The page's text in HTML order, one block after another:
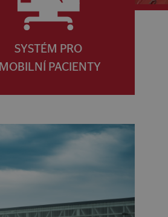
SYSTÉM PRO
IMOBILNÍ PACIENTY